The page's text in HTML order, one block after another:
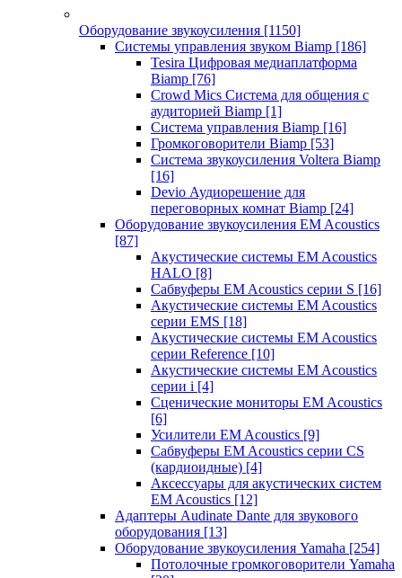
Оборудование звукоусиления [1150]
Системы управления звуком Biamp [186]
Tesira Цифровая медиаплатформа
Biamp [76]
Crowd Mics Система для общения с
аудиторией Biamp [1]
Система управления Biamp [16]
Громкоговорители Biamp [53]
Система звукоусиления Voltera Biamp
[16]
Devio Аудиорешение для
переговорных комнат Biamp [24]
Оборудование звукоусиления EM Acoustics
[87]
Акустические системы EM Acoustics
HALO [8]
Сабвуферы EM Acoustics серии S [16]
Акустические системы EM Acoustics
серии EMS [18]
Акустические системы EM Acoustics
серии Reference [10]
Акустические системы EM Acoustics
серии i [4]
Сценические мониторы EM Acoustics
[6]
Усилители EM Acoustics [9]
Сабвуферы EM Acoustics серии CS
(кардиоидные) [4]
Аксессуары для акустических систем
EM Acoustics [12]
Адаптеры Audinate Dante для звукового
оборудования [13]
Оборудование звукоусиления Yamaha [254]
Потолочные громкоговорители Yamaha